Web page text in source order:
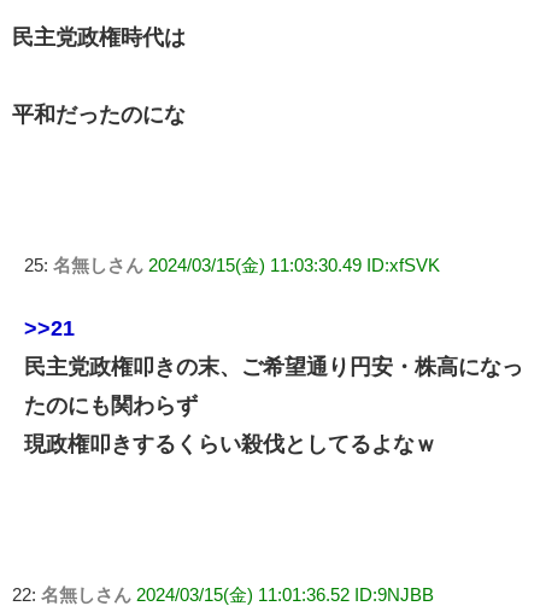
民主党政権時代は
平和だったのにな
25: 名無しさん 2024/03/15(金) 11:03:30.49 ID:xfSVK
>>21
民主党政権叩きの末、ご希望通り円安・株高になっ
たのにも関わらず
現政権叩きするくらい殺伐としてるよなｗ
22: 名無しさん 2024/03/15(金) 11:01:36.52 ID:9NJBB